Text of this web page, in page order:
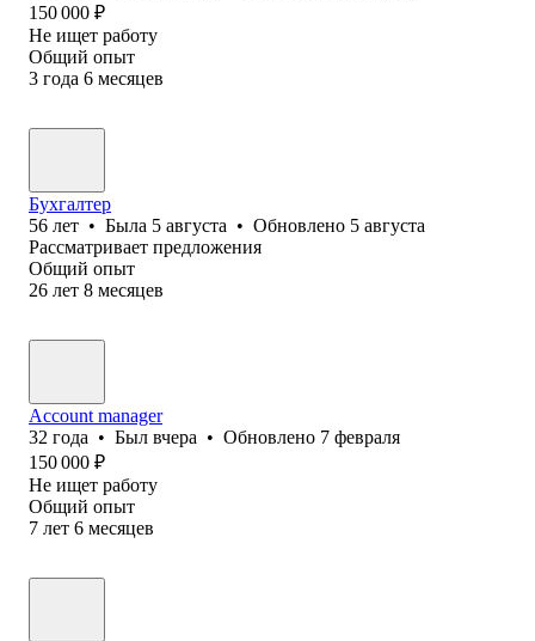
150 000 ₽
Не ищет работу
Общий опыт
3 года 6 месяцев
Бухгалтер
56 лет • Была 5 августа • Обновлено 5 августа
Рассматривает предложения
Общий опыт
26 лет 8 месяцев
Account manager
32 года • Был вчера • Обновлено 7 февраля
150 000 ₽
Не ищет работу
Общий опыт
7 лет 6 месяцев